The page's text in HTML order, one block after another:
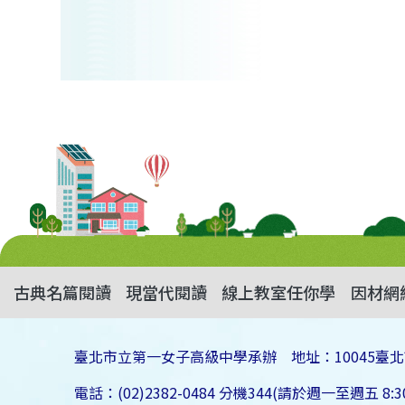
古典名篇閱讀 現當代閱讀 線上教室任你學 因材網
臺北市立第一女子高級中學承辦 地址：10045臺
電話：(02)2382-0484 分機344(請於週一至週五